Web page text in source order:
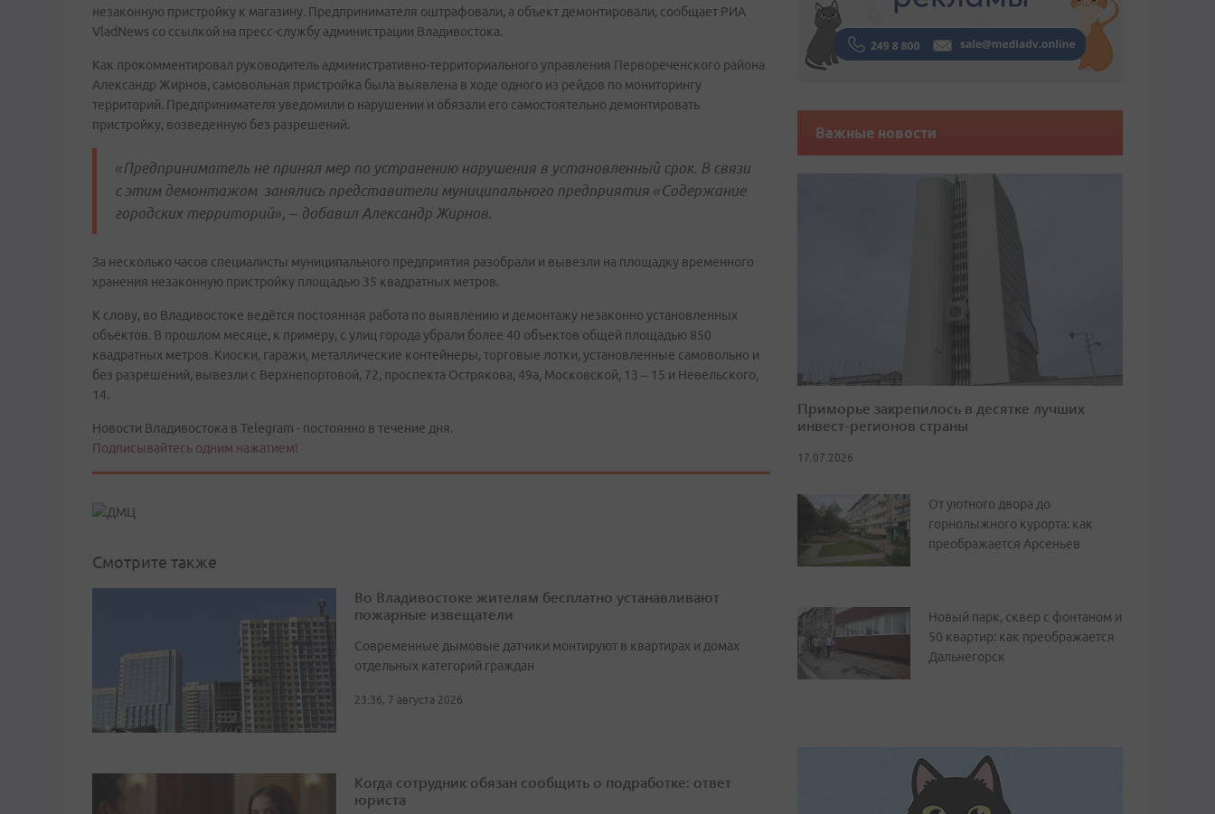
незаконную пристройку к магазину. Предпринимателя оштрафовали, а объект демонтировали, сообщает РИА
VladNews со ссылкой на пресс-службу администрации Владивостока.
Как прокомментировал руководитель административно-территориального управления Первореченского района
Александр Жирнов, самовольная пристройка была выявлена в ходе одного из рейдов по мониторингу
территорий. Предпринимателя уведомили о нарушении и обязали его самостоятельно демонтировать
пристройку, возведенную без разрешений.
«Предприниматель не принял мер по устранению нарушения в установленный срок. В связи
с этим демонтажом занялись представители муниципального предприятия «Содержание
городских территорий», – добавил Александр Жирнов.
За несколько часов специалисты муниципального предприятия разобрали и вывезли на площадку временного
хранения незаконную пристройку площадью 35 квадратных метров.
К слову, во Владивостоке ведётся постоянная работа по выявлению и демонтажу незаконно установленных
объектов. В прошлом месяце, к примеру, с улиц города убрали более 40 объектов общей площадью 850
квадратных метров. Киоски, гаражи, металлические контейнеры, торговые лотки, установленные самовольно и
без разрешений, вывезли с Верхнепортовой, 72, проспекта Острякова, 49а, Московской, 13 – 15 и Невельского,
14.
Новости Владивостока в Telegram - постоянно в течение дня.
Подписывайтесь одним нажатием!
Смотрите также
Во Владивостоке жителям бесплатно устанавливают
пожарные извещатели
Современные дымовые датчики монтируют в квартирах и домах
отдельных категорий граждан
23:36, 7 августа 2026
Когда сотрудник обязан сообщить о подработке: ответ
юриста
Важные новости
Приморье закрепилось в десятке лучших
инвест-регионов страны
17.07.2026
От уютного двора до
горнолыжного курорта: как
преображается Арсеньев
Новый парк, сквер с фонтаном и
50 квартир: как преображается
Дальнегорск